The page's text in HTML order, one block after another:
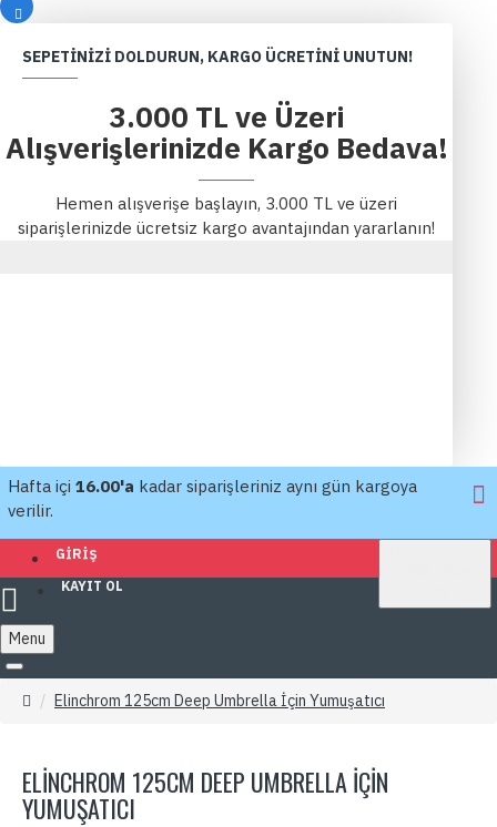
SEPETINIZI DOLDURUN, KARGO ÜCRETINI UNUTUN!
3.000 TL ve Üzeri
Alışverişlerinizde Kargo Bedava!
Hemen alışverişe başlayın, 3.000 TL ve üzeri
siparişlerinizde ücretsiz kargo avantajından yararlanın!
Hafta içi 16.00'a kadar siparişleriniz aynı gün kargoya
verilir.
GIRIŞ
KAYIT OL
Menu
Elinchrom 125cm Deep Umbrella İçin Yumuşatıcı
ELINCHROM 125CM DEEP UMBRELLA İÇIN
YUMUŞATICI